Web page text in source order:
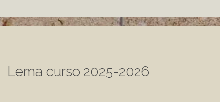
Lema curso 2025-2026